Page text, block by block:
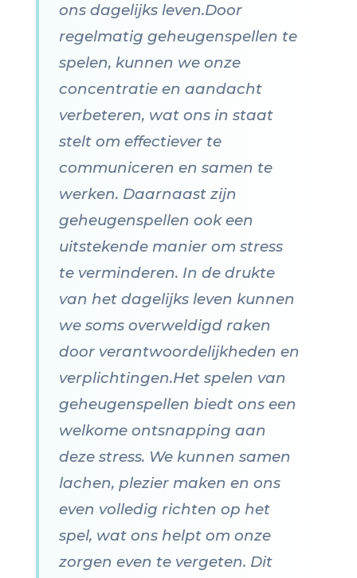
ons dagelijks leven.Door
regelmatig geheugenspellen te
spelen, kunnen we onze
concentratie en aandacht
verbeteren, wat ons in staat
stelt om effectiever te
communiceren en samen te
werken. Daarnaast zijn
geheugenspellen ook een
uitstekende manier om stress
te verminderen. In de drukte
van het dagelijks leven kunnen
we soms overweldigd raken
door verantwoordelijkheden en
verplichtingen.Het spelen van
geheugenspellen biedt ons een
welkome ontsnapping aan
deze stress. We kunnen samen
lachen, plezier maken en ons
even volledig richten op het
spel, wat ons helpt om onze
zorgen even te vergeten. Dit